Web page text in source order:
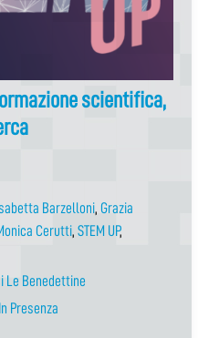
scientifica,
Barzelloni, Grazia
Cerutti, STEM UP,
Le Benedettine
In Presenza